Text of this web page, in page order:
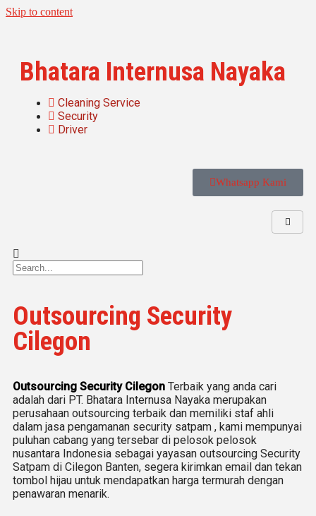
Skip to content
Bhatara Internusa Nayaka
Cleaning Service
Security
Driver
Whatsapp Kami
Outsourcing Security
Cilegon
Outsourcing Security Cilegon Terbaik yang anda cari
adalah dari PT. Bhatara Internusa Nayaka merupakan
perusahaan outsourcing terbaik dan memiliki staf ahli
dalam jasa pengamanan security satpam , kami mempunyai
puluhan cabang yang tersebar di pelosok pelosok
nusantara Indonesia sebagai yayasan outsourcing Security
Satpam di Cilegon Banten, segera kirimkan email dan tekan
tombol hijau untuk mendapatkan harga termurah dengan
penawaran menarik.